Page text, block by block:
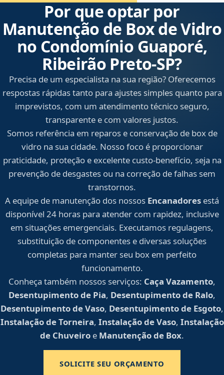
Por que optar por
Manutenção de Box de Vidro
no Condomínio Guaporé,
Ribeirão Preto‑SP?
Precisa de um especialista na sua região? Oferecemos
respostas rápidas tanto para ajustes simples quanto para
imprevistos, com um atendimento técnico seguro,
transparente e com valores justos.
Somos referência em reparos e conservação de box de
vidro na sua cidade. Nosso foco é proporcionar
praticidade, proteção e excelente custo-benefício, seja na
prevenção de desgastes ou na correção de falhas sem
transtornos.
A equipe de manutenção dos nossos Encanadores está
disponível 24 horas para atender com rapidez, inclusive
em situações emergenciais. Executamos regulagens,
substituição de componentes e diversas soluções
completas para manter seu box em perfeito
funcionamento.
Conheça também nossos serviços: Caça Vazamento,
Desentupimento de Pia, Desentupimento de Ralo,
Desentupimento de Vaso, Desentupimento de Esgoto,
Instalação de Torneira, Instalação de Vaso, Instalação
de Chuveiro e Manutenção de Box.
SOLICITE SEU ORÇAMENTO